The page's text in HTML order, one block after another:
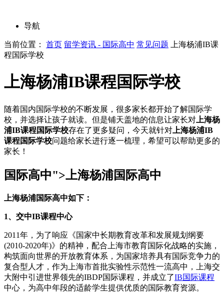
导航
当前位置： 首页 留学资讯 - 国际高中 常见问题
上海杨浦IB课
程国际学校
上海杨浦IB课程国际学校
随着国内国际学校的不断发展，很多家长都开始了解国际学
校，并选择让孩子就读。但是铺天盖地的信息让家长对 上海杨
浦IB课程国际学校存在了更多疑问，今天就针对 上海杨浦IB
课程国际学校问题给家长进行逐一梳理，希望可以帮助更多的
家长！
国际高中">上海杨浦国际高中
上海杨浦国际高中如下：
1、交中IB课程中心
2011年，为了响应《国家中长期教育改革和发展规划纲要
(2010-2020年)》的精神，配合上海市教育国际化战略的实施，
构筑面向世界的开放教育体系，为国家培养具有国际竞争力的
复合型人才，作为上海市首批实验性示范性一流高中，上海交
大附中引进世界领先的IBDP国际课程，并成立了IB国际课程
中心，为高中年段的适龄学生提供优质的国际教育资源。